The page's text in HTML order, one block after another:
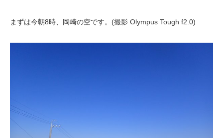
まずは今朝8時、岡崎の空です。(撮影 Olympus Tough f2.0)